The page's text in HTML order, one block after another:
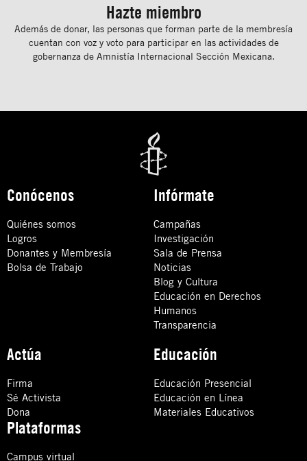
Hazte miembro
Además de donar, las personas que forman parte de la membresía
cuentan con voz y voto para participar en las actividades de
gobernanza de Amnistía Internacional Sección Mexicana.
Conócenos
Quiénes somos
Logros
Donantes y Membresía
Bolsa de Trabajo
Infórmate
Campañas
Investigación
Sala de Prensa
Noticias
Blog y Cultura
Educación en Derechos
Humanos
Transparencia
Actúa
Firma
Sé Activista
Dona
Educación
Educación Presencial
Educación en Línea
Materiales Educativos
Plataformas
Campus virtual